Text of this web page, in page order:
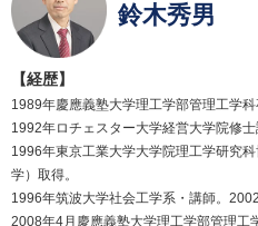
鈴木秀男
【経歴】
1989年慶應義塾大学理工学部管理工学科
1992年ロチェスター大学経営大学院修士
1996年東京工業大学大学院理工学研究
学）取得。
1996年筑波大学社会工学系・講師。
2008年4月慶應義塾大学理工学部管理工